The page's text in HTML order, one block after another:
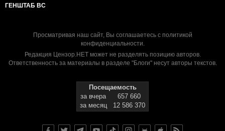
ГЕНШТАБ ВС
Просматривая наш сайт, Вы соглашаетесь с политикой
конфиденциальности.
Редакция Цензор.НЕТ может не разделять позицию авторов.
Ответственность за материалы в разделе "Блоги" несут авторы текстов.
Посещаемость
за вчера
657 660
за месяц
12 586 370